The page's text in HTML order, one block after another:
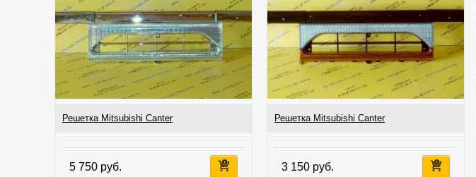
Решетка Mitsubishi Canter
5 750 руб.
Решетка Mitsubishi Canter
3 150 руб.